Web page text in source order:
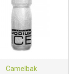
Camelbak